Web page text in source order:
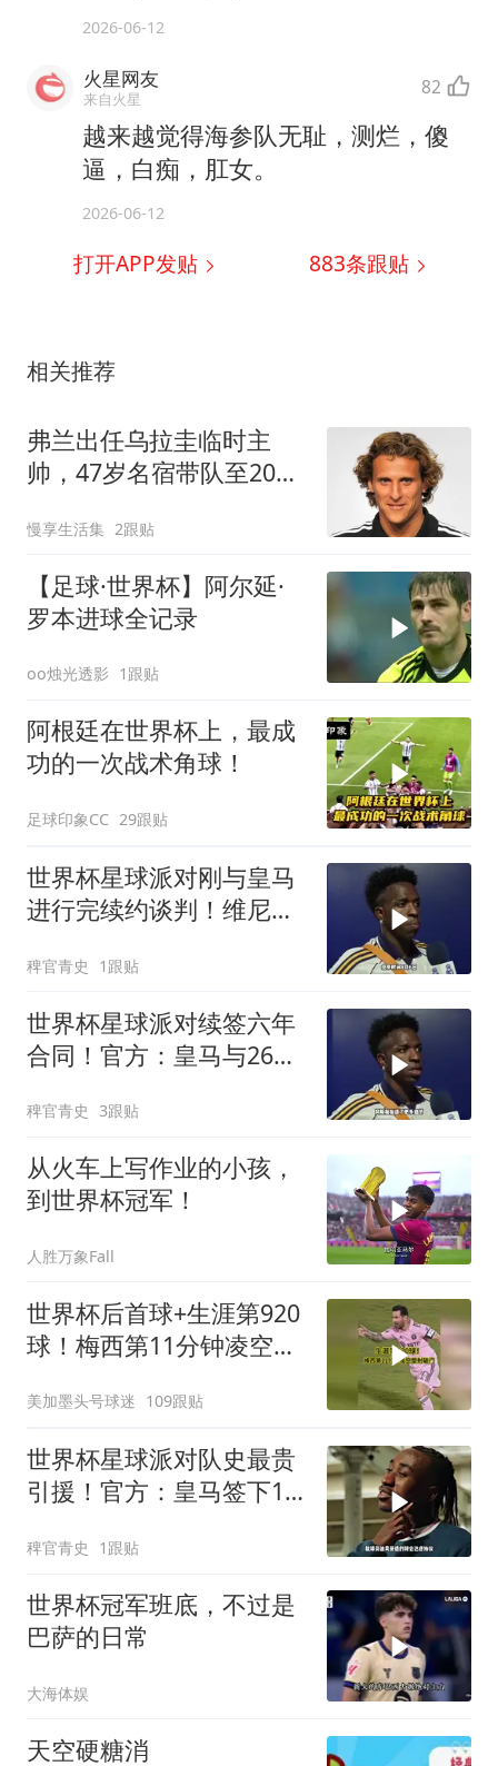
2026-06-12
火星网友
来自火星 82
越来越觉得海参队无耻，测烂，傻
逼，白痴，肛女。
2026-06-12
打开APP发贴 883条跟贴
相关推荐
弗兰出任乌拉圭临时主
帅，47岁名宿带队至2027
慢享生活集 2跟贴
【足球·世界杯】阿尔延·
罗本进球全记录
oo烛光透影 1跟贴
阿根廷在世界杯上，最成
功的一次战术角球！
足球印象CC 29跟贴
世界杯星球派对刚与皇马
进行完续约谈判！维尼修
帖子和个人简介！维尼修
斯
稗官青史 1跟贴
世界杯星球派对续签六年
合同！官方：皇马与26岁
同至2032年！维尼修斯续
约
稗官青史 3跟贴
从火车上写作业的小孩，
到世界杯冠军！
人胜万象Fall
世界杯后首球+生涯第920
球！梅西第11分钟凌空垫
美加墨头号球迷 109跟贴
世界杯星球派对队史最贵
引援！官方：皇马签下19
总价1.4亿！皇马签下迪奥
曼德
稗官青史 1跟贴
世界杯冠军班底，不过是
巴萨的日常
大海体娱
天空硬糖消